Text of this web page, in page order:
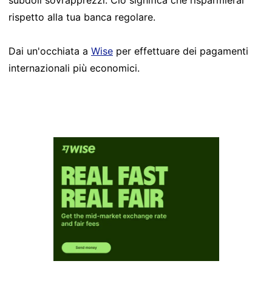
rispetto alla tua banca regolare.
Dai un'occhiata a Wise per effettuare dei pagamenti
internazionali più economici.